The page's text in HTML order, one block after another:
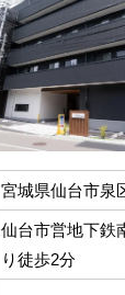
宮城県仙台市泉
仙台市営地下鉄
り徒歩2分